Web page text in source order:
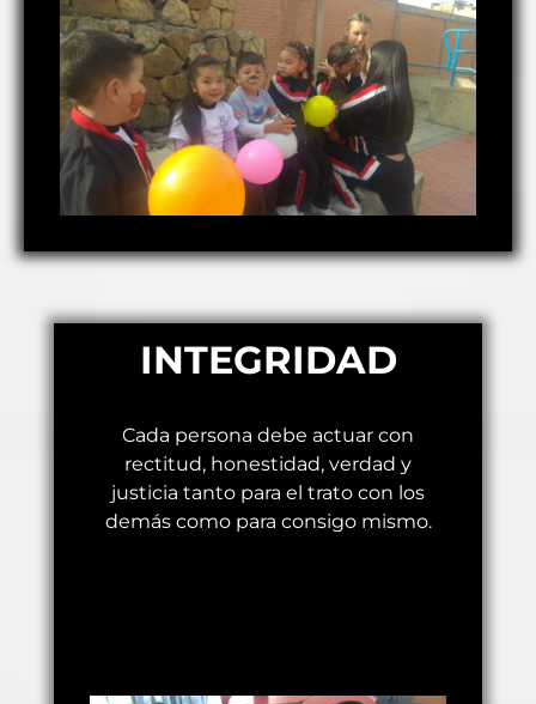
INTEGRIDAD
Cada persona debe actuar con
rectitud, honestidad, verdad y
justicia tanto para el trato con los
demás como para consigo mismo.